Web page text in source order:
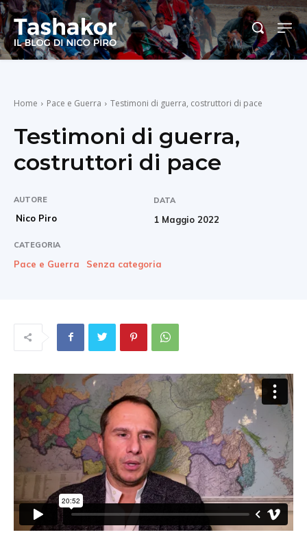
Home Pace e Guerra Testimoni di guerra, costruttori di pace
Testimoni di guerra,
costruttori di pace
AUTORE
Nico Piro
DATA
1 Maggio 2022
CATEGORIA
Pace e Guerra Senza categoria